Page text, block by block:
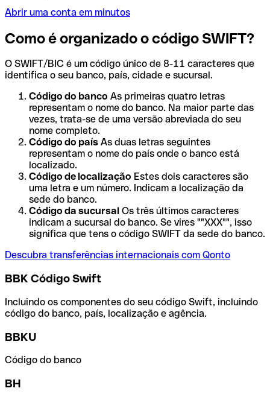
Abrir uma conta em minutos
Como é organizado o código SWIFT?
O SWIFT/BIC é um código único de 8-11 caracteres que
identifica o seu banco, país, cidade e sucursal.
Código do banco As primeiras quatro letras
representam o nome do banco. Na maior parte das
vezes, trata-se de uma versão abreviada do seu
nome completo.
Código do país As duas letras seguintes
representam o nome do país onde o banco está
localizado.
Código de localização Estes dois caracteres são
uma letra e um número. Indicam a localização da
sede do banco.
Código da sucursal Os três últimos caracteres
indicam a sucursal do banco. Se vires ""XXX"", isso
significa que tens o código SWIFT da sede do banco.
Descubra transferências internacionais com Qonto
BBK Código Swift
Incluindo os componentes do seu código Swift, incluindo
código do banco, país, localização e agência.
BBKU
Código do banco
BH